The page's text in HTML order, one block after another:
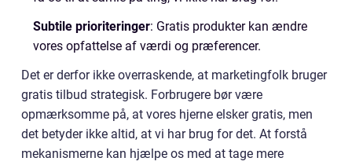
Subtile prioriteringer: Gratis produkter kan ændre
vores opfattelse af værdi og præferencer.
Det er derfor ikke overraskende, at marketingfolk bruger
gratis tilbud strategisk. Forbrugere bør være
opmærksomme på, at vores hjerne elsker gratis, men
det betyder ikke altid, at vi har brug for det. At forstå
mekanismerne kan hjælpe os med at tage mere